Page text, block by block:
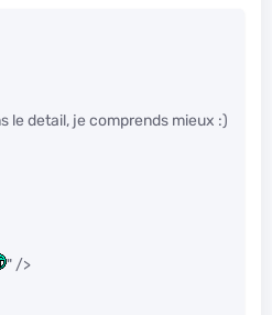
le detail, je comprends mieux :)
" />